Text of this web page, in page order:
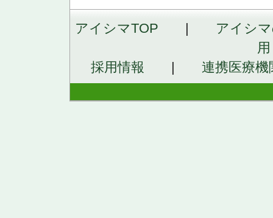
アイシマTOP | アイシ
採用情報 | 連携医療機